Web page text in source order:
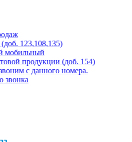
123,108,135)
мобильный
продукции (доб. 154)
с данного номера.
звонка